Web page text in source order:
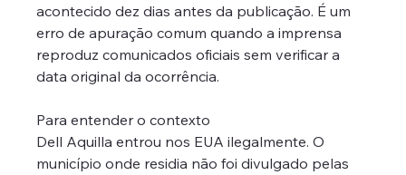
acontecido dez dias antes da publicação. É um
erro de apuração comum quando a imprensa
reproduz comunicados oficiais sem verificar a
data original da ocorrência.
Para entender o contexto
Dell Aquilla entrou nos EUA ilegalmente. O
município onde residia não foi divulgado pelas